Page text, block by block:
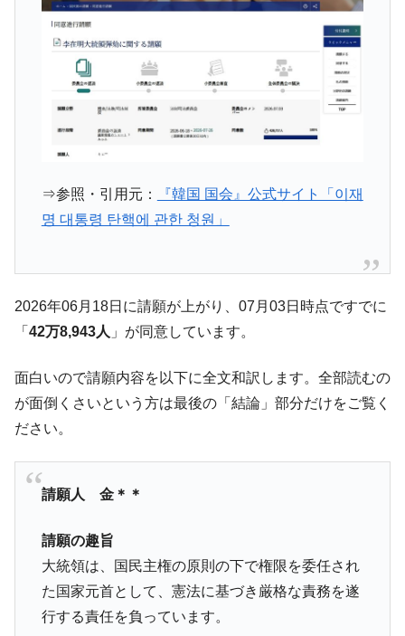
に韓国がいっちょがみしたのでは。
『Money1』
韓国政府『BYD』車への補助金を全廃 ⇒ 実
は韓国で『BYD』車は売れている。6カ月で対前年同期比
『Money1』
在韓米国大使スティールが着韓！⇒ さっそ
く空港に詰めかけ「出て行け！」「極右勢力」のプラカー
ドを掲げる「在韓反米勢力」
ータセンター整備」⇒ だから無理だってば。
『Money1』
JPモルガン「韓国レバレッジETFの清算は
『Money1』
韓国『国民年金公団』株価暴落で200兆蒸
発。
『Money1』
韓国政府「ニセＫ-ブランドを通報しようキ
『Money1』
韓国「橋が落ちました」⇒ 耐久性「なさす
ぎ」では。
『Money1』
『Money1』
にぶん殴る法案」提出！⇒ クーパン問題は合衆国企業に対
『Money1』
他人事のような発言。
『Money1』
韓国半導体『SKハイニックス』2026年2Qの
業績「史上最高益」当期純利益は前年同期比13.4倍に。
⇒参照・引用元：
『韓国 国会』公式サイト「이재
명 대통령 탄핵에 관한 청원」
2026年06月18日に請願が上がり、07月03日時点ですでに
「 42万8,943人 」が同意しています。
面白いので請願内容を以下に全文和訳します。全部読むの
が面倒くさいという方は最後の「結論」部分だけをご覧く
ださい。
請願人 金＊＊
請願の趣旨
大統領は、国民主権の原則の下で権限を委任され
た国家元首として、憲法に基づき厳格な責務を遂
行する責任を負っています。